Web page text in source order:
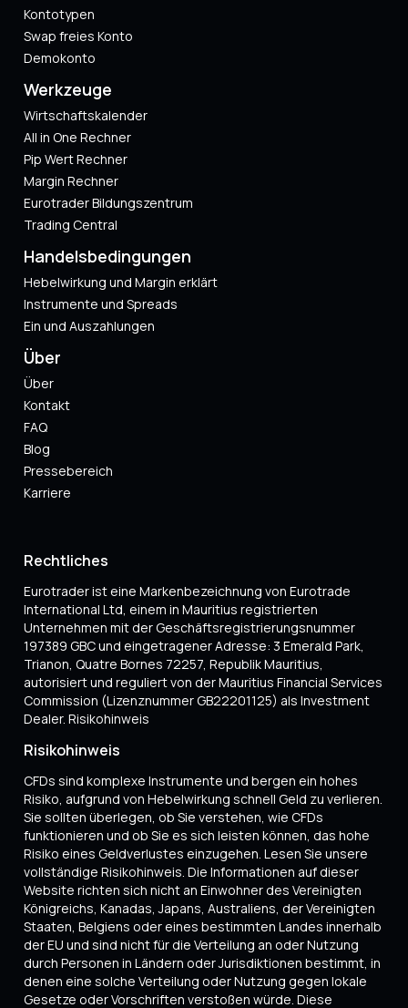
Kontotypen
Swap freies Konto
Demokonto
Werkzeuge
Wirtschaftskalender
All in One Rechner
Pip Wert Rechner
Margin Rechner
Eurotrader Bildungszentrum
Trading Central
Handelsbedingungen
Hebelwirkung und Margin erklärt
Instrumente und Spreads
Ein und Auszahlungen
Über
Über
Kontakt
FAQ
Blog
Pressebereich
Karriere
Rechtliches
Eurotrader ist eine Markenbezeichnung von Eurotrade
International Ltd, einem in Mauritius registrierten
Unternehmen mit der Geschäftsregistrierungsnummer
197389 GBC und eingetragener Adresse: 3 Emerald Park,
Trianon, Quatre Bornes 72257, Republik Mauritius,
autorisiert und reguliert von der Mauritius Financial Services
Commission (Lizenznummer GB22201125) als Investment
Dealer. Risikohinweis
Risikohinweis
CFDs sind komplexe Instrumente und bergen ein hohes
Risiko, aufgrund von Hebelwirkung schnell Geld zu verlieren.
Sie sollten überlegen, ob Sie verstehen, wie CFDs
funktionieren und ob Sie es sich leisten können, das hohe
Risiko eines Geldverlustes einzugehen. Lesen Sie unsere
vollständige Risikohinweis. Die Informationen auf dieser
Website richten sich nicht an Einwohner des Vereinigten
Königreichs, Kanadas, Japans, Australiens, der Vereinigten
Staaten, Belgiens oder eines bestimmten Landes innerhalb
der EU und sind nicht für die Verteilung an oder Nutzung
durch Personen in Ländern oder Jurisdiktionen bestimmt, in
denen eine solche Verteilung oder Nutzung gegen lokale
Gesetze oder Vorschriften verstoßen würde. Diese